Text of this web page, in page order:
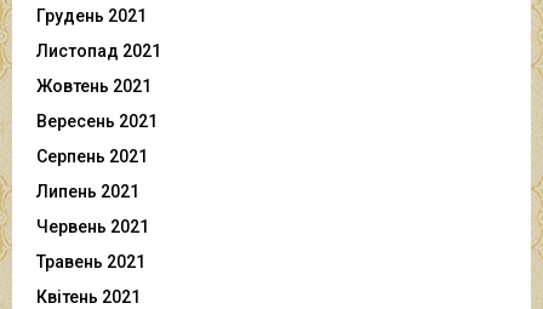
Грудень 2021
Листопад 2021
Жовтень 2021
Вересень 2021
Серпень 2021
Липень 2021
Червень 2021
Травень 2021
Квітень 2021